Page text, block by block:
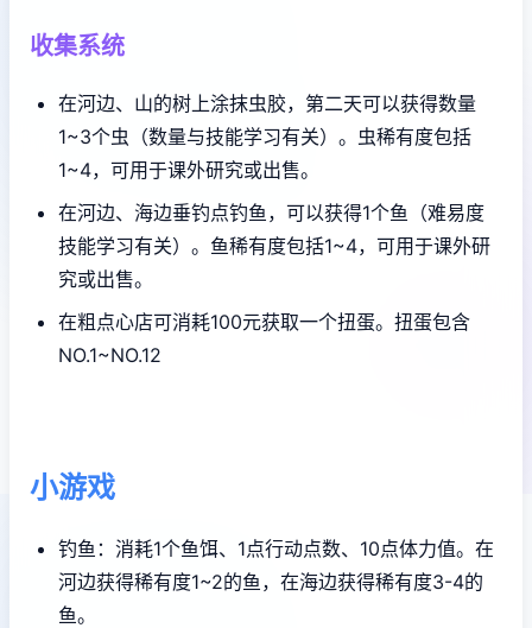
收集系统
在河边、山的树上涂抹虫胶，第二天可以获得数量
1~3个虫（数量与技能学习有关）。虫稀有度包括
1~4，可用于课外研究或出售。
在河边、海边垂钓点钓鱼，可以获得1个鱼（难易度
技能学习有关）。鱼稀有度包括1~4，可用于课外研
究或出售。
在粗点心店可消耗100元获取一个扭蛋。扭蛋包含
NO.1~NO.12
小游戏
钓鱼：消耗1个鱼饵、1点行动点数、10点体力值。在
河边获得稀有度1~2的鱼，在海边获得稀有度3-4的
鱼。